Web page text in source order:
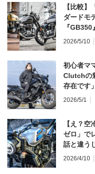
【比較
ダードモ
『
2026/5/10
初心者マ
Clutchの
存在です」
2026/5/1
【え？
ゼロ」で
話と違う
てならず
2026/4/10